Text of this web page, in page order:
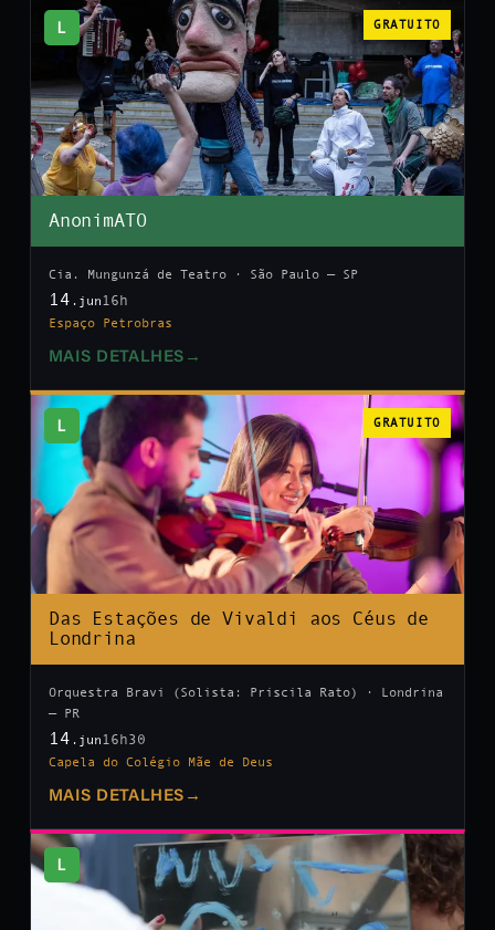
L GRATUITO
AnonimATO
Cia. Mungunzá de Teatro · São Paulo — SP
14 .jun 16h
Espaço Petrobras
MAIS DETALHES →
L GRATUITO
Das Estações de Vivaldi aos Céus de
Londrina
Orquestra Bravi (Solista: Priscila Rato) · Londrina
— PR
14 .jun 16h30
Capela do Colégio Mãe de Deus
MAIS DETALHES →
L